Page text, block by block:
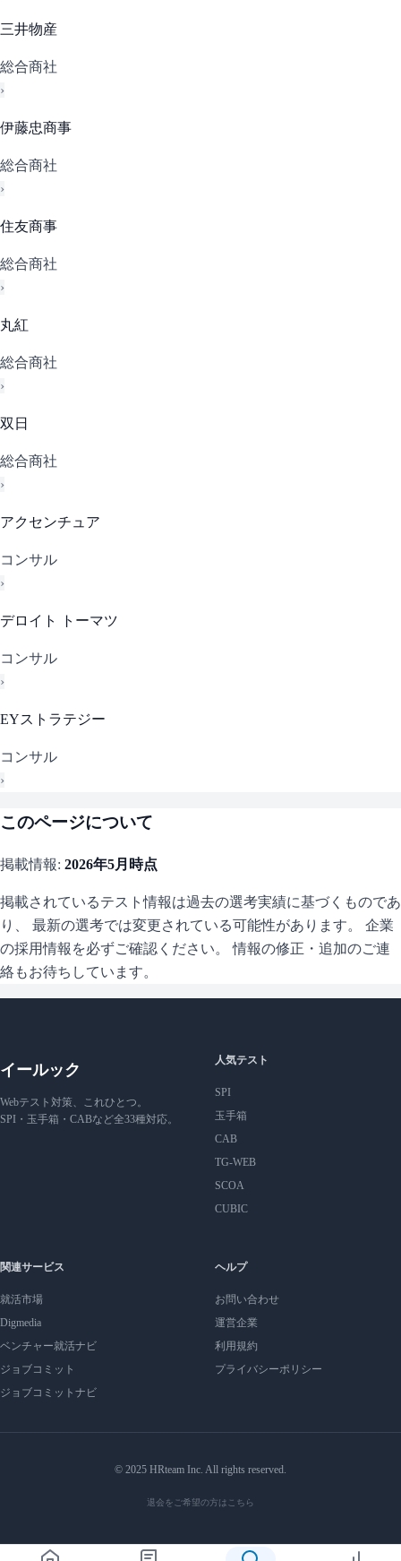
三井物産
総合商社
›
伊藤忠商事
総合商社
›
住友商事
総合商社
›
丸紅
総合商社
›
双日
総合商社
›
アクセンチュア
コンサル
›
デロイト トーマツ
コンサル
›
EYストラテジー
コンサル
›
このページについて
掲載情報: 2026年5月 時点
掲載されているテスト情報は過去の選考実績に基づくものであ
り、 最新の選考では変更されている可能性があります。 企業
の採用情報を必ずご確認ください。 情報の修正・追加のご連
絡もお待ちしています。
イールック
Webテスト対策、これひとつ。
SPI・玉手箱・CABなど全33種対応。
人気テスト
SPI
玉手箱
CAB
TG-WEB
SCOA
CUBIC
関連サービス
就活市場
Digmedia
ベンチャー就活ナビ
ジョブコミット
ジョブコミットナビ
ヘルプ
お問い合わせ
運営企業
利用規約
プライバシーポリシー
© 2025 HRteam Inc. All rights reserved.
退会をご希望の方はこちら